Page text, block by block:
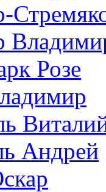
Розe
Андрей